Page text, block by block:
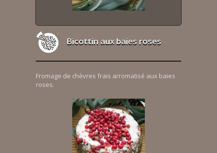
Bicottin aux baies roses
Fromage de chèvres frais arromatisé aux baies
roses.